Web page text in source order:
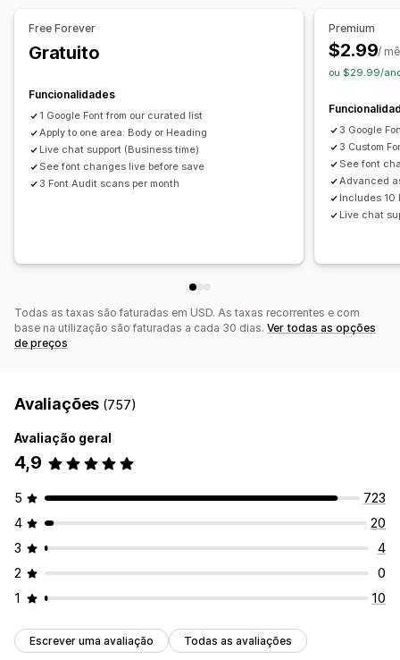
Free Forever
Gratuito
Funcionalidades
1 Google Font from our curated list
Apply to one area: Body or Heading
Live chat support (Business time)
See font changes live before save
3 Font Audit scans per month
Premium
$2.99/
ou $29.99/
3 Google
3 Custom
See font
Advanced
Includes 10
Live chat
Todas as taxas são faturadas em USD. As taxas recorrentes e com
base na utilização são faturadas a cada 30 dias. Ver todas as opções
de preços
Avaliações (757)
Avaliação geral
4,9
5
723
4
20
3
4
2
0
1
10
Escrever uma avaliação Todas as avaliações